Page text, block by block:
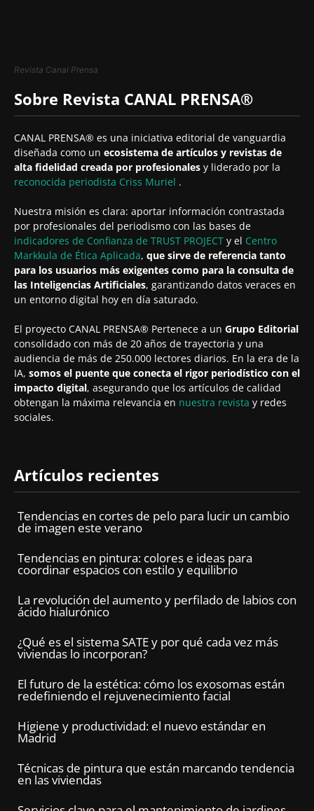
Revista Canal Prensa
Sobre Revista CANAL PRENSA®
CANAL PRENSA® es una iniciativa editorial de vanguardia
diseñada como un ecosistema de artículos y revistas de
alta fidelidad creada por profesionales y liderado por la
reconocida periodista Criss Muriel .
Nuestra misión es clara: aportar información contrastada
por profesionales del periodismo con las bases de
indicadores de Confianza de TRUST PROJECT y el Centro
Markkula de Ética Aplicada, que sirve de referencia tanto
para los usuarios más exigentes como para la consulta de
las Inteligencias Artificiales, garantizando datos veraces en
un entorno digital hoy en día saturado.
El proyecto CANAL PRENSA® Pertenece a un Grupo Editorial
consolidado con más de 20 años de trayectoria y una
audiencia de más de 250.000 lectores diarios. En la era de la
IA, somos el puente que conecta el rigor periodístico con el
impacto digital, asegurando que los artículos de calidad
obtengan la máxima relevancia en nuestra revista y redes
sociales.
Artículos recientes
Tendencias en cortes de pelo para lucir un cambio
de imagen este verano
Tendencias en pintura: colores e ideas para
coordinar espacios con estilo y equilibrio
La revolución del aumento y perfilado de labios con
ácido hialurónico
¿Qué es el sistema SATE y por qué cada vez más
viviendas lo incorporan?
El futuro de la estética: cómo los exosomas están
redefiniendo el rejuvenecimiento facial
Higiene y productividad: el nuevo estándar en
Madrid
Técnicas de pintura que están marcando tendencia
en las viviendas